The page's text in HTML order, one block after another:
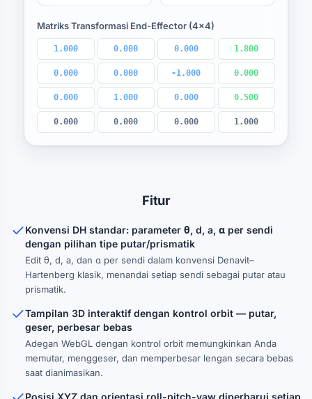
Matriks Transformasi End-Effector (4×4)
1.000 0.000 0.000 1.800
0.000 0.000 -1.000 0.000
0.000 1.000 0.000 0.500
0.000 0.000 0.000 1.000
Fitur
Konvensi DH standar: parameter θ, d, a, α per sendi
dengan pilihan tipe putar/prismatik
Edit θ, d, a, dan α per sendi dalam konvensi Denavit–
Hartenberg klasik, menandai setiap sendi sebagai putar atau
prismatik.
Tampilan 3D interaktif dengan kontrol orbit — putar,
geser, perbesar bebas
Adegan WebGL dengan kontrol orbit memungkinkan Anda
memutar, menggeser, dan memperbesar lengan secara bebas
saat dianimasikan.
Posisi XYZ dan orientasi roll-pitch-yaw diperbarui setiap